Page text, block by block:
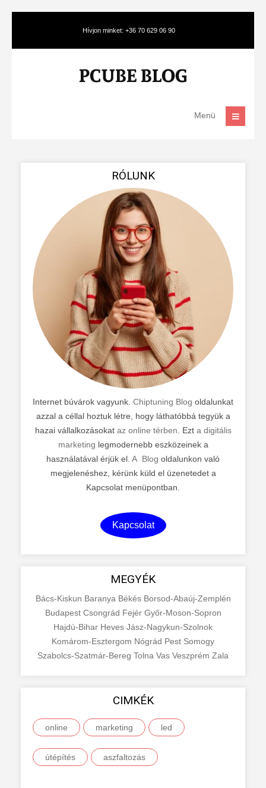
Hívjon minket: +36 70 629 06 90
Menü
RÓLUNK
Internet búvárok vagyunk. Chiptuning Blog oldalunkat
azzal a céllal hoztuk létre, hogy láthatóbbá tegyük a
hazai vállalkozásokat az online térben . Ezt a digitális
marketing legmodernebb eszközeinek a
használatával érjük el. A Blog oldalunkon való
megjelenéshez, kérünk küld el üzenetedet a
Kapcsolat menüpontban.
Kapcsolat
MEGYÉK
Bács-Kiskun Baranya Békés Borsod-Abaúj-Zemplén
Budapest Csongrád Fejér Győr-Moson-Sopron
Hajdú-Bihar Heves Jász-Nagykun-Szolnok
Komárom-Esztergom Nógrád Pest Somogy
Szabolcs-Szatmár-Bereg Tolna Vas Veszprém Zala
CIMKÉK
online marketing led
útépítés aszfaltozás